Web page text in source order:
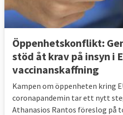
och likvidation av
15 juli 2004Sverige
stödbelopp för torkat
15 juli 2004Sverige
infört direktivet i svensk
finansiella förbindelser
medlemsstater och
Öppenhetskonflikt:
stöd åt krav på insyn i
vaccinanskaffning
Kampen om öppenheten kring
coronapandemin tar ett nytt
Athanasios Rantos föreslog på